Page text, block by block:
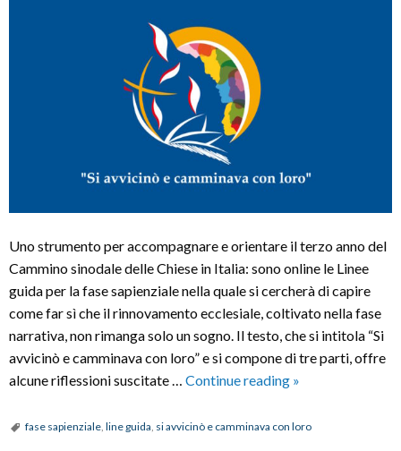
Uno strumento per accompagnare e orientare il terzo anno del
Cammino sinodale delle Chiese in Italia: sono online le Linee
guida per la fase sapienziale nella quale si cercherà di capire
come far sì che il rinnovamento ecclesiale, coltivato nella fase
narrativa, non rimanga solo un sogno. Il testo, che si intitola “Si
avvicinò e camminava con loro” e si compone di tre parti, offre
alcune riflessioni suscitate … Continue reading Le
guida
»
fase sapienziale line guida si avvicinò e camminava con loro